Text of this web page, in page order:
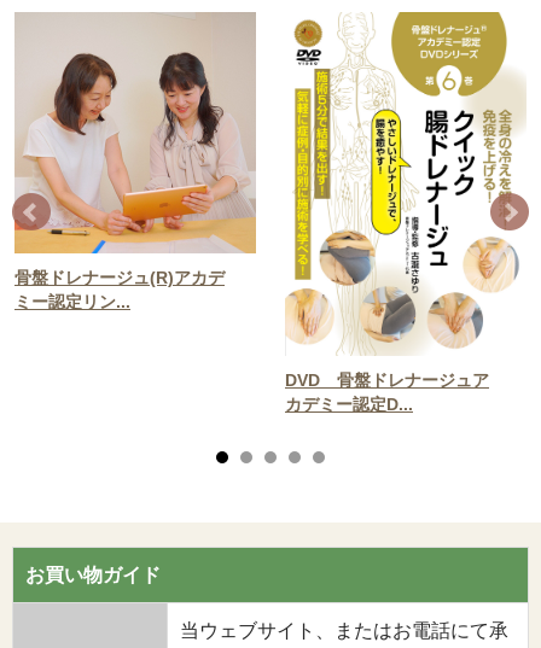
骨盤ドレナージュ(R)アカデ
ミー認定リン...
DVD 骨盤ドレナージュア
カデミー認定D...
お買い物ガイド
当ウェブサイト、またはお電話にて承